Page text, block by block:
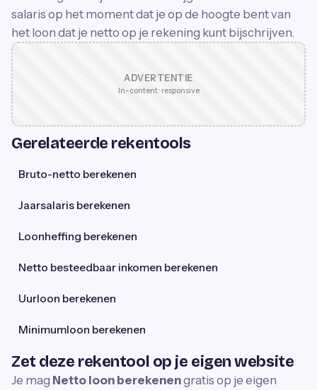
salaris op het moment dat je op de hoogte bent van
het loon dat je netto op je rekening kunt bijschrijven.
ADVERTENTIE
In-content · responsive
Gerelateerde rekentools
Bruto-netto berekenen
Jaarsalaris berekenen
Loonheffing berekenen
Netto besteedbaar inkomen berekenen
Uurloon berekenen
Minimumloon berekenen
Zet deze rekentool op je eigen website
Je mag Netto loon berekenengratis op je eigen